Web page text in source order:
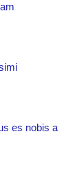
es nobis a